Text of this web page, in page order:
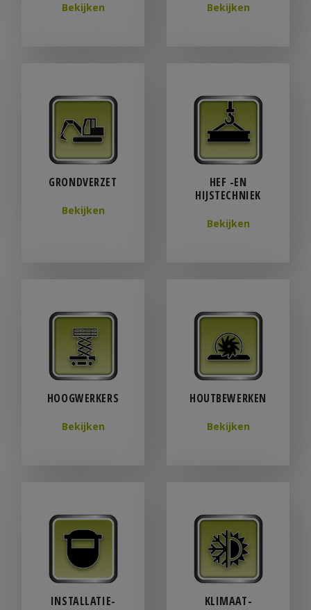
Bekijken Bekijken
GRONDVERZET
Bekijken
HEF -EN
HIJSTECHNIEK
Bekijken
HOOGWERKERS
Bekijken
HOUTBEWERKEN
Bekijken
INSTALLATIE­
KLIMAAT­